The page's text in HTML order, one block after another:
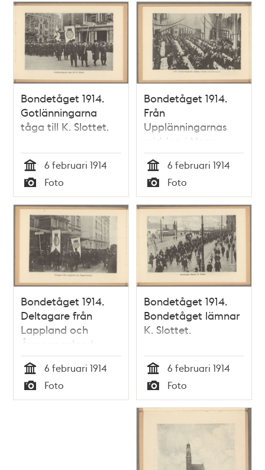
Bondetåget 1914.
Gotlänningarna
tåga till K. Slottet.
Tid
6 februari 1914
Typ
Foto
Bondetåget 1914.
Från
Upplänningarnas
middag i Norra
Latinläroverket.
Tid
6 februari 1914
Typ
Foto
Bondetåget 1914.
Deltagare från
Lappland och
Ångermanland.
Tid
6 februari 1914
Typ
Foto
Bondetåget 1914.
Bondetåget lämnar
K. Slottet.
Tid
6 februari 1914
Typ
Foto